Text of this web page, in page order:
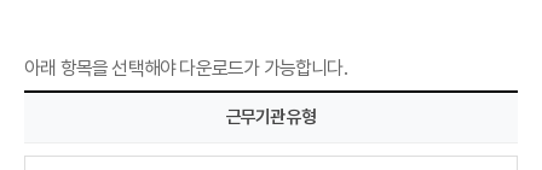
아래 항목을 선택해야 다운로드가 가능합니다.
근무기관 유형